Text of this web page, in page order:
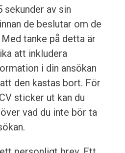
sekunder av sin
de beslutar om de
tanke på detta är
att inkludera
i din ansökan
den kastas bort. För
sticker ut kan du
vad du inte bör ta